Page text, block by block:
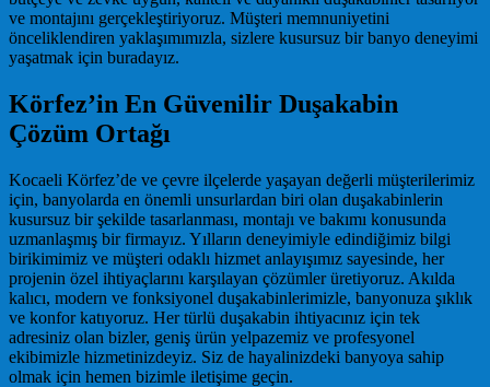
ve montajını gerçekleştiriyoruz. Müşteri memnuniyetini
önceliklendiren yaklaşımımızla, sizlere kusursuz bir banyo deneyimi
yaşatmak için buradayız.
Körfez’in En Güvenilir Duşakabin
Çözüm Ortağı
Kocaeli Körfez’de ve çevre ilçelerde yaşayan değerli müşterilerimiz
için, banyolarda en önemli unsurlardan biri olan duşakabinlerin
kusursuz bir şekilde tasarlanması, montajı ve bakımı konusunda
uzmanlaşmış bir firmayız. Yılların deneyimiyle edindiğimiz bilgi
birikimimiz ve müşteri odaklı hizmet anlayışımız sayesinde, her
projenin özel ihtiyaçlarını karşılayan çözümler üretiyoruz. Akılda
kalıcı, modern ve fonksiyonel duşakabinlerimizle, banyonuza şıklık
ve konfor katıyoruz. Her türlü duşakabin ihtiyacınız için tek
adresiniz olan bizler, geniş ürün yelpazemiz ve profesyonel
ekibimizle hizmetinizdeyiz. Siz de hayalinizdeki banyoya sahip
olmak için hemen bizimle iletişime geçin.